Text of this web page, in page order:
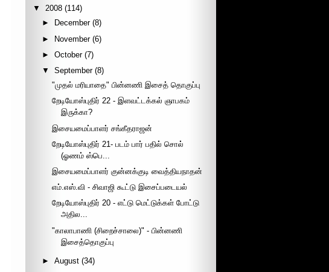
▼
2008 (114)
►
December (8)
► November (6)
►October (7)
▼
September (8)
"முதல் மரியாதை" பின்னணி இசைத் தொகுப்பு
றேடியோஸ்புதிர் 22 - இளவட்டக்கல் ஞாபகம்
இருக்கா?
இசையமைப்பாளர் சங்கீதராஜன்
றேடியோஸ்புதிர் 21- படம் பார் பதில் சொல்
(ஓணம் ஸ்பெ...
இசையமைப்பாளர் குன்னக்குடி வைத்தியநாதன்
எம்.எஸ்.வி - சிவாஜி கூட்டு இசைப்படையல்
றேடியோஸ்புதிர் 20 - எட்டு மெட்டுக்கள் போட்டு
அதில...
"காலாபாணி (சிறைச்சாலை)" - பின்னணி
இசைத்தொகுப்பு
►August (34)